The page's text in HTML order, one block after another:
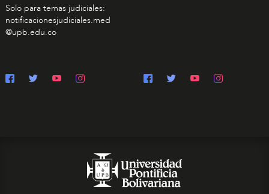
Solo para temas judiciales:
notificacionesjudiciales.med
@upb.edu.co